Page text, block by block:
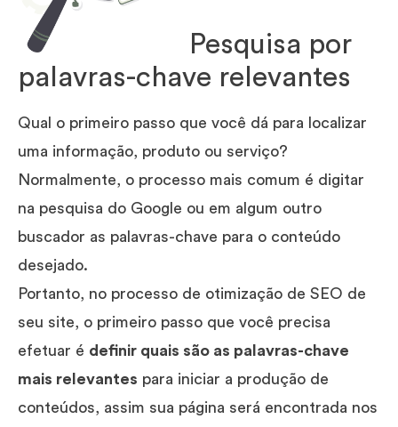
Pesquisa por
palavras-chave relevantes
Qual o primeiro passo que você dá para localizar
uma informação, produto ou serviço?
Normalmente, o processo mais comum é digitar
na pesquisa do Google ou em algum outro
buscador as palavras-chave para o conteúdo
desejado.
Portanto, no processo de otimização de SEO de
seu site, o primeiro passo que você precisa
efetuar é definir quais são as palavras-chave
mais relevantes para iniciar a produção de
conteúdos, assim sua página será encontrada nos